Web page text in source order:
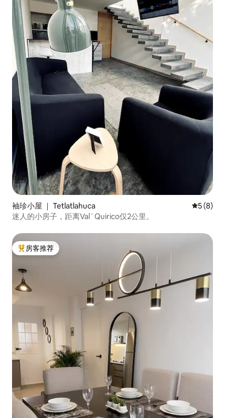
袖珍小屋 ｜ Tetlatlahuca 平均评分
5 (8)
迷人的小房子，距离Val´Quirico仅2公里。
热门「房客推荐」
房客推荐